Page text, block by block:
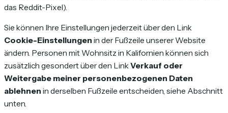
das Reddit-Pixel).
Sie können Ihre Einstellungen jederzeit über den Link
Cookie-Einstellungen in der Fußzeile unserer Website
ändern. Personen mit Wohnsitz in Kalifornien können sich
zusätzlich gesondert über den LinkVerkauf oder
Weitergabe meiner personenbezogenen Daten
ablehnen in derselben Fußzeile entscheiden, siehe Abschnitt
unten.